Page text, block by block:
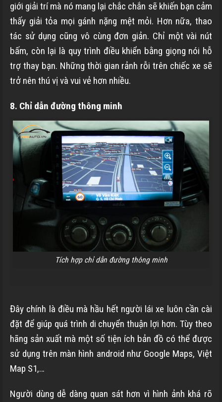
giới giải trí mà nó mang lại chắc chắn sẽ khiến bạn cảm
thấy giải tỏa mọi gánh nặng mệt mỏi. Hơn nữa, thao
tác sử dụng cũng vô cùng đơn giản. Chỉ một vài nút
bấm, còn lại là quy trình điều khiển bằng giọng nói hỗ
trợ thay bạn. Những thời gian rảnh rỗi trên chiếc xe sẽ
trở nên thú vị và vui vẻ hơn nhiều.
8. Chỉ dẫn đường thông minh
Tích hợp chỉ dẫn đường thông minh
Đây chính là điều mà hầu hết người lái xe luôn cần cài
đặt để giúp quá trình di chuyển thuận lợi hơn. Tùy theo
hãng sản xuất mà một số tiện ích bản đồ có thể được
sử dụng trên màn hình android như Google Maps, Việt
Map S1,…
Người dùng dễ dàng quan sát hơn vì hình ảnh khá rõ